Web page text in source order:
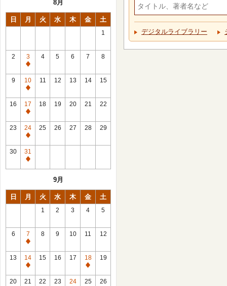
8月
日 月 火 水 木 金 土
1
2
3
休
館
日
4 5 6 7 8
9
10
休
館
日
11 12 13 14 15
16
17
休
館
日
18 19 20 21 22
23
24
休
館
日
25 26 27 28 29
30
31
休
9月
日 月 火 水 木 金 土
1 2 3 4 5
6
7
休
館
日
8 9 10 11 12
13
14
休
館
15 16 17
18
休
館
19
20 21 22 23
24
25 26
デジタルライブラリー